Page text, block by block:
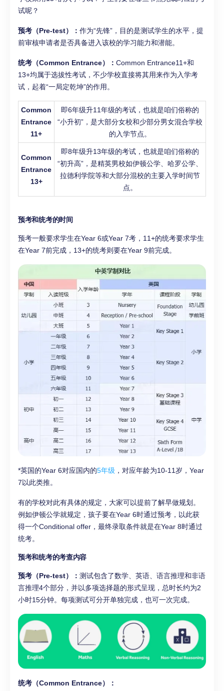
试呢？
预考（Pre-test）： 作为“先锋”，目的是测试学生的水平，提
前审核申请者是否具备进入该校的学习能力和潜能。
统考（Common Entrance）： Common Entrance11+和
13+均属于选拔性考试，不少学校直接将其用来作为入学考
试，起着“一局定乾坤”的作用。
Common
Entrance
11+
即6年级升11年级的考试，也就是咱们俗称的
“小升初”，是大部分女校和少部分男女混合学校
的入学节点。
Common
Entrance
13+
即8年级升13年级的考试，也就是咱们俗称的
“初升高”，是精英男校如伊顿公学、哈罗公学、
拉德利学院等和大部分混校的主要入学时间节
点。
预考和统考的时间
预考一般要求学生在Year 6或Year 7考，11+的统考要求学生
在Year 7前完成，13+的统考则要在Year 9前完成。
*英国的Year 6对应国内的5年级 ，对应年龄为10-11岁，Year
7以此类推。
有的学校对此有具体的规定，大家可以提前了解早做规划。
例如伊顿公学就规定，孩子要在Year 6时通过预考，以此获
得一个Conditional offer，最终录取条件就是在Year 8时通过
统考。
预考和统考的考查内容
预考（Pre-test）： 测试包含了数学、英语、语言推理和非语
言推理4个部分，并以多项选择题的形式呈现，总时长约为2
小时15分钟。每项测试可分开单独完成，也可一次完成。
统考 （Common Entrance）：